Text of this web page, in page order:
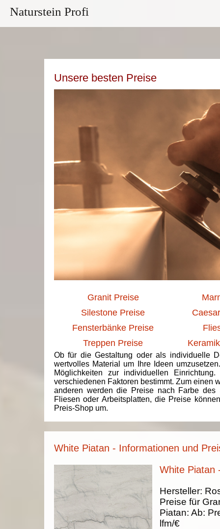
Naturstein Profi
Unsere besten Preise
Granit Preise
Silestone Preise
Fensterbänke Preise
Treppen Preise
Ob für die Gestaltung oder als individuelle
wertvolles Material um Ihre Ideen
Möglichkeiten zur individuellen
verschiedenen Faktoren bestimmt. Zum einen
anderen werden die Preise nach Farbe des
Fliesen oder Arbeitsplatten, die Preise
Preis-Shop um.
White Piatan - Informationen und
White Piatan
Hersteller:
Preise für
Piatan: Ab:
lfm/€